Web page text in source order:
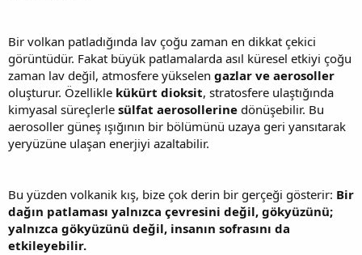
Bir volkan patladığında lav çoğu zaman en dikkat çekici
görüntüdür. Fakat büyük patlamalarda asıl küresel etkiyi çoğu
zaman lav değil, atmosfere yükselen gazlar ve aerosoller
oluşturur. Özellikle kükürt dioksit, stratosfere ulaştığında
kimyasal süreçlerle sülfat aerosollerine dönüşebilir. Bu
aerosoller güneş ışığının bir bölümünü uzaya geri yansıtarak
yeryüzüne ulaşan enerjiyi azaltabilir.
Bu yüzden volkanik kış, bize çok derin bir gerçeği gösterir: Bir
dağın patlaması yalnızca çevresini değil, gökyüzünü;
yalnızca gökyüzünü değil, insanın sofrasını da
etkileyebilir.